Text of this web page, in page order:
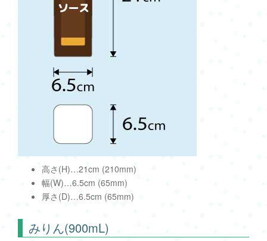
高さ(H)…21cm (210mm)
幅(W)…6.5cm (65mm)
厚さ(D)…6.5cm (65mm)
みりん(900mL)